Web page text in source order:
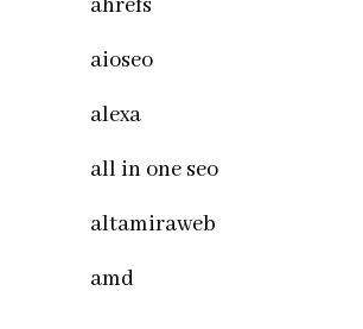
ahrefs
aioseo
alexa
all in one seo
altamiraweb
amd